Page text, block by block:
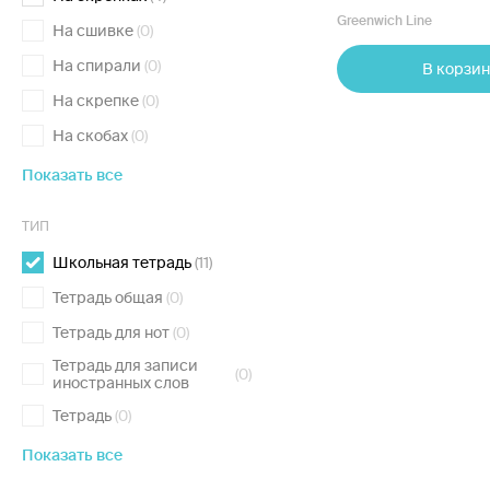
На сшивке(0)
На спирали (0)
На скрепке(0)
На скобах(0)
Показать все
ТИП
Школьная тетрадь(11)
Тетрадь общая (0)
Тетрадь для нот(0)
Тетрадь для записи
иностранных слов
(0)
Тетрадь(0)
Показать все
ассортименте
Greenwich Line
В